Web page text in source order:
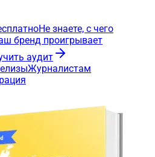
Не знаете, с чего
бренд проигрывает
аудит
Журналистам